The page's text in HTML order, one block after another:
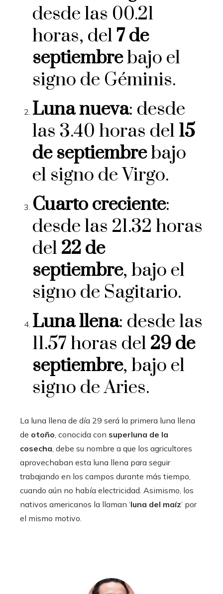
desde las 00.21
horas, del 7 de
septiembrebajo el
signo de Géminis.
Luna nueva: desde
las 3.40 horas del 15
de septiembrebajo
el signo de Virgo.
Cuarto creciente:
desde las 21.32 horas
del 22 de
septiembre, bajo el
signo de Sagitario.
Luna llena: desde las
11.57 horas del 29 de
septiembre, bajo el
signo de Aries.
La luna llena de día 29 será la primera luna llena
de otoño, conocida con superluna de la
cosecha, debe su nombre a que los agricultores
aprovechaban esta luna llena para seguir
trabajando en los campos durante más tiempo,
cuando aún no había electricidad. Asimismo, los
nativos americanos la llaman ‘luna del maíz’ por
el mismo motivo.